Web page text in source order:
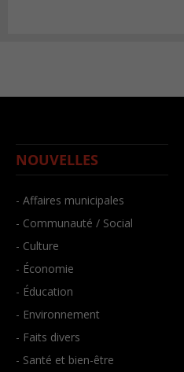
NOUVELLES
- Affaires municipales
- Communauté / Social
- Culture
- Économie
- Éducation
- Environnement
- Faits divers
- Santé et bien-être